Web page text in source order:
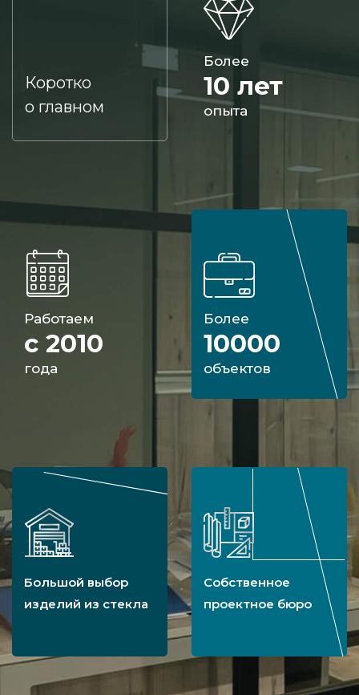
Коротко
о главном
Более
10 лет
опыта
Работаем
с 2010
года
Более
10000
объектов
Большой выбор
изделий из стекла
Собственное
проектное бюро